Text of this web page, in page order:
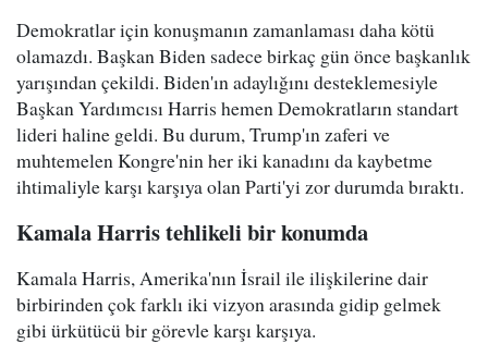
Demokratlar için konuşmanın zamanlaması daha kötü
olamazdı. Başkan Biden sadece birkaç gün önce başkanlık
yarışından çekildi. Biden'ın adaylığını desteklemesiyle
Başkan Yardımcısı Harris hemen Demokratların standart
lideri haline geldi. Bu durum, Trump'ın zaferi ve
muhtemelen Kongre'nin her iki kanadını da kaybetme
ihtimaliyle karşı karşıya olan Parti'yi zor durumda bıraktı.
Kamala Harris tehlikeli bir konumda
Kamala Harris, Amerika'nın İsrail ile ilişkilerine dair
birbirinden çok farklı iki vizyon arasında gidip gelmek
gibi ürkütücü bir görevle karşı karşıya.